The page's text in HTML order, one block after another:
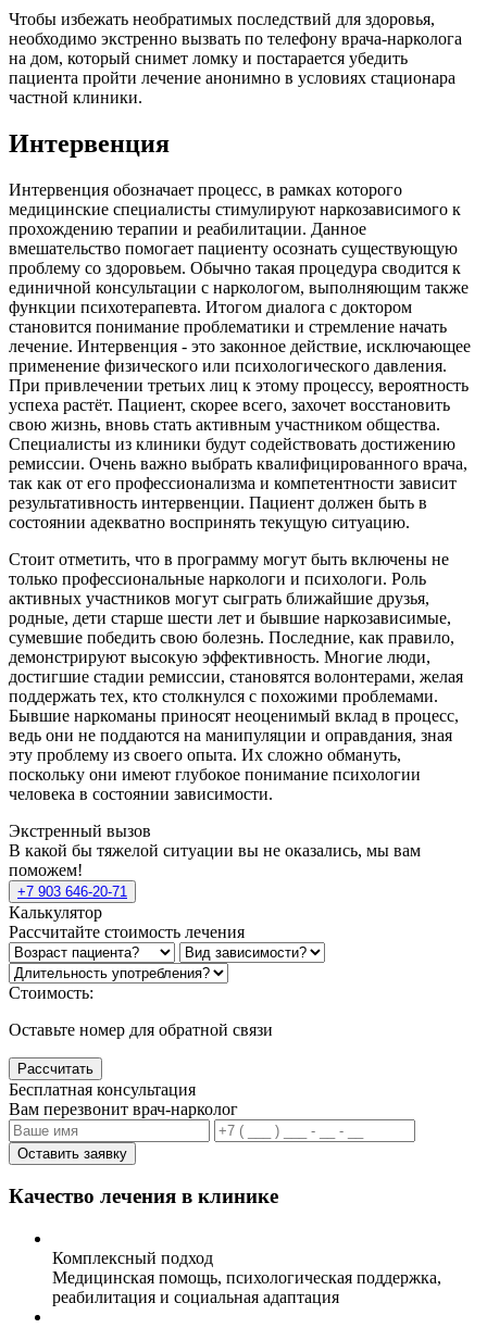
Чтобы избежать необратимых последствий для здоровья,
необходимо экстренно вызвать по телефону врача-нарколога
на дом, который снимет ломку и постарается убедить
пациента пройти лечение анонимно в условиях стационара
частной клиники.
Интервенция
Интервенция обозначает процесс, в рамках которого
медицинские специалисты стимулируют наркозависимого к
прохождению терапии и реабилитации. Данное
вмешательство помогает пациенту осознать существующую
проблему со здоровьем. Обычно такая процедура сводится к
единичной консультации с наркологом, выполняющим также
функции психотерапевта. Итогом диалога с доктором
становится понимание проблематики и стремление начать
лечение. Интервенция - это законное действие, исключающее
применение физического или психологического давления.
При привлечении третьих лиц к этому процессу, вероятность
успеха растёт. Пациент, скорее всего, захочет восстановить
свою жизнь, вновь стать активным участником общества.
Специалисты из клиники будут содействовать достижению
ремиссии. Очень важно выбрать квалифицированного врача,
так как от его профессионализма и компетентности зависит
результативность интервенции. Пациент должен быть в
состоянии адекватно воспринять текущую ситуацию.
Стоит отметить, что в программу могут быть включены не
только профессиональные наркологи и психологи. Роль
активных участников могут сыграть ближайшие друзья,
родные, дети старше шести лет и бывшие наркозависимые,
сумевшие победить свою болезнь. Последние, как правило,
демонстрируют высокую эффективность. Многие люди,
достигшие стадии ремиссии, становятся волонтерами, желая
поддержать тех, кто столкнулся с похожими проблемами.
Бывшие наркоманы приносят неоценимый вклад в процесс,
ведь они не поддаются на манипуляции и оправдания, зная
эту проблему из своего опыта. Их сложно обмануть,
поскольку они имеют глубокое понимание психологии
человека в состоянии зависимости.
Экстренный вызов
В какой бы тяжелой ситуации вы не оказались, мы вам
поможем!
+7 903 646-20-71
Калькулятор
Рассчитайте стоимость лечения
Стоимость:
Оставьте номер для обратной связи
Рассчитать
Бесплатная консультация
Вам перезвонит врач-нарколог
Оставить заявку
Качество лечения в клинике
Комплексный подход
Медицинская помощь, психологическая поддержка,
реабилитация и социальная адаптация